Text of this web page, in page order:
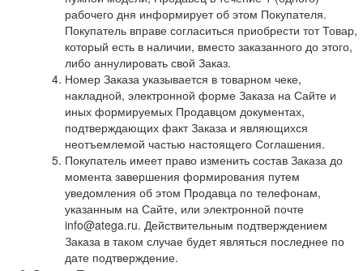
рабочего дня информирует об этом Покупателя.
Покупатель вправе согласиться приобрести тот Товар,
который есть в наличии, вместо заказанного до этого,
либо аннулировать свой Заказ.
Номер Заказа указывается в товарном чеке,
накладной, электронной форме Заказа на Сайте и
иных формируемых Продавцом документах,
подтверждающих факт Заказа и являющихся
неотъемлемой частью настоящего Соглашения.
Покупатель имеет право изменить состав Заказа до
момента завершения формирования путем
уведомления об этом Продавца по телефонам,
указанным на Сайте, или электронной почте
info@atega.ru. Действительным подтверждением
Заказа в таком случае будет являться последнее по
дате подтверждение.